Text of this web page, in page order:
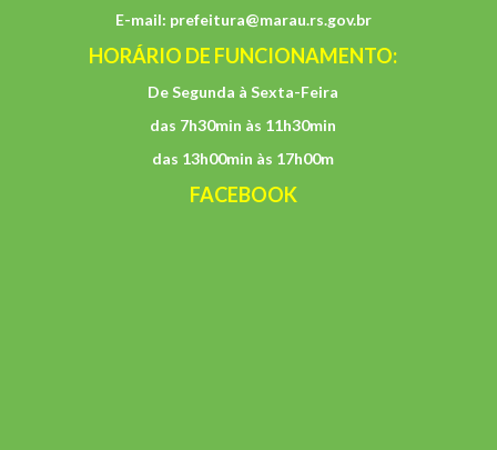
E-mail: prefeitura@marau.rs.gov.br
HORÁRIO DE FUNCIONAMENTO:
De Segunda à Sexta-Feira
das 7h30min às 11h30min
das 13h00min às 17h00m
FACEBOOK